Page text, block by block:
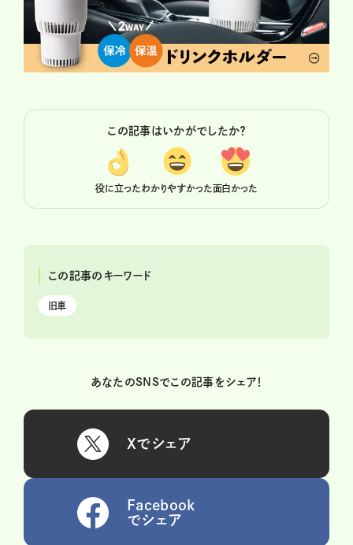
この記事はいかがでしたか？
役に立ったわかりやすかった面白かった
この記事のキーワード
旧車
あなたのSNSでこの記事をシェア！
Xでシェア
Facebook
でシェア